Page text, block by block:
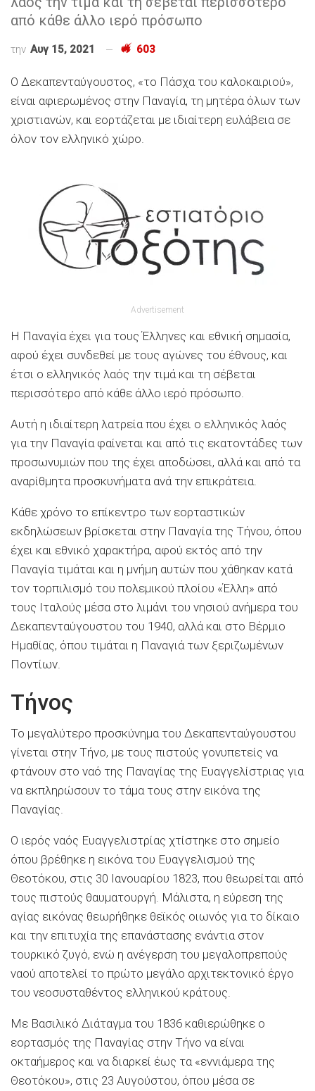
από κάθε άλλο ιερό πρόσωπο
την Αυγ 15, 2021 603
Ο Δεκαπενταύγουστος, «το Πάσχα του καλοκαιριού»,
είναι αφιερωμένος στην Παναγία, τη μητέρα όλων των
χριστιανών, και εορτάζεται με ιδιαίτερη ευλάβεια σε
όλον τον ελληνικό χώρο.
Advertisement
Η Παναγία έχει για τους Έλληνες και εθνική σημασία,
αφού έχει συνδεθεί με τους αγώνες του έθνους, και
έτσι ο ελληνικός λαός την τιμά και τη σέβεται
περισσότερο από κάθε άλλο ιερό πρόσωπο.
Αυτή η ιδιαίτερη λατρεία που έχει ο ελληνικός λαός
για την Παναγία φαίνεται και από τις εκατοντάδες των
προσωνυμιών που της έχει αποδώσει, αλλά και από τα
αναρίθμητα προσκυνήματα ανά την επικράτεια.
Κάθε χρόνο το επίκεντρο των εορταστικών
εκδηλώσεων βρίσκεται στην Παναγία της Τήνου, όπου
έχει και εθνικό χαρακτήρα, αφού εκτός από την
Παναγία τιμάται και η μνήμη αυτών που χάθηκαν κατά
τον τορπιλισμό του πολεμικού πλοίου «Έλλη» από
τους Ιταλούς μέσα στο λιμάνι του νησιού ανήμερα του
Δεκαπενταύγουστου του 1940, αλλά και στο Βέρμιο
Ημαθίας, όπου τιμάται η Παναγιά των ξεριζωμένων
Ποντίων.
Τήνος
Το μεγαλύτερο προσκύνημα του Δεκαπενταύγουστου
γίνεται στην Τήνο, με τους πιστούς γονυπετείς να
φτάνουν στο ναό της Παναγίας της Ευαγγελίστριας για
να εκπληρώσουν το τάμα τους στην εικόνα της
Παναγίας.
Ο ιερός ναός Ευαγγελιστρίας χτίστηκε στο σημείο
όπου βρέθηκε η εικόνα του Ευαγγελισμού της
Θεοτόκου, στις 30 Ιανουαρίου 1823, που θεωρείται από
τους πιστούς θαυματουργή. Μάλιστα, η εύρεση της
αγίας εικόνας θεωρήθηκε θεϊκός οιωνός για το δίκαιο
και την επιτυχία της επανάστασης ενάντια στον
τουρκικό ζυγό, ενώ η ανέγερση του μεγαλοπρεπούς
ναού αποτελεί το πρώτο μεγάλο αρχιτεκτονικό έργο
του νεοσυσταθέντος ελληνικού κράτους.
Με Βασιλικό Διάταγμα του 1836 καθιερώθηκε ο
εορτασμός της Παναγίας στην Τήνο να είναι
οκταήμερος και να διαρκεί έως τα «εννιάμερα της
Θεοτόκου», στις 23 Αυγούστου, όπου μέσα σε